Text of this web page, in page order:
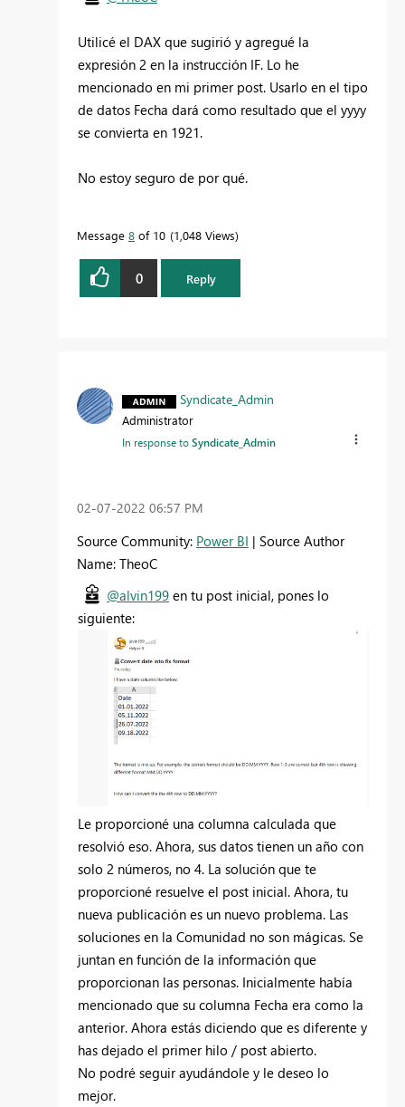
Utilicé el DAX que sugirió y agregué la
expresión 2 en la instrucción IF. Lo he
mencionado en mi primer post. Usarlo en el tipo
de datos Fecha dará como resultado que el yyyy
se convierta en 1921.
No estoy seguro de por qué.
Message 8 of 10 1,048 Views
0 Reply
Syndicate_Admin
Administrator
In response toSyndicate_Admin
‎02-07-2022 06:57 PM
Source Community: Power BI | Source Author
Name: TheoC
@alvin199 en tu post inicial, pones lo
siguiente:
Le proporcioné una columna calculada que
resolvió eso. Ahora, sus datos tienen un año con
solo 2 números, no 4. La solución que te
proporcioné resuelve el post inicial. Ahora, tu
nueva publicación es un nuevo problema. Las
soluciones en la Comunidad no son mágicas. Se
juntan en función de la información que
proporcionan las personas. Inicialmente había
mencionado que su columna Fecha era como la
anterior. Ahora estás diciendo que es diferente y
has dejado el primer hilo / post abierto.
No podré seguir ayudándole y le deseo lo
mejor.